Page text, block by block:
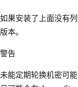
如果安装了上面没有
版本。
警告
未能定期轮换机密可